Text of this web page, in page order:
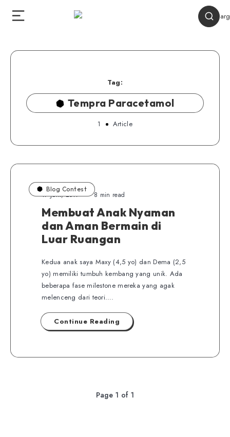
Tag:
Tempra Paracetamol
1 Article
Blog Contest
17 Juni, 2017 8 min read
Membuat Anak Nyaman
dan Aman Bermain di
Luar Ruangan
Kedua anak saya Maxy (4,5 yo) dan Dema (2,5
yo) memiliki tumbuh kembang yang unik. Ada
beberapa fase milestone mereka yang agak
melenceng dari teori….
Continue Reading
Page 1 of 1